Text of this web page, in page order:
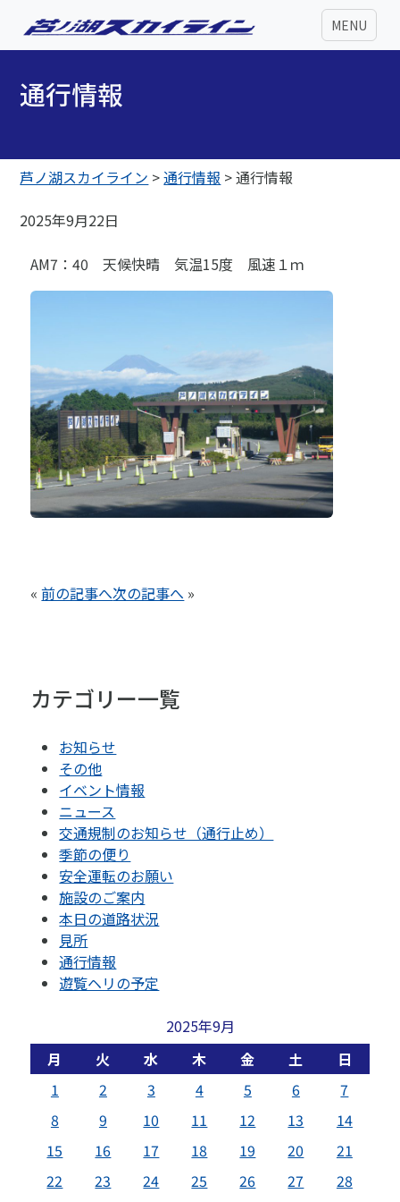
MENU
通行情報
芦ノ湖スカイライン >通行情報 >通行情報
2025年9月22日
AM7：40 天候快晴 気温15度 風速１ｍ
«前の記事へ次の記事へ »
カテゴリー一覧
お知らせ
その他
イベント情報
ニュース
交通規制のお知らせ（通行止め）
季節の便り
安全運転のお願い
施設のご案内
本日の道路状況
見所
通行情報
遊覧ヘリの予定
2025年9月
月
火 水 木 金 土
日
1
2 3 4 5 6
7
8
9 10 11 12 13
14
15
16 17 18 19 20
21
22
23 24 25 26 27
28